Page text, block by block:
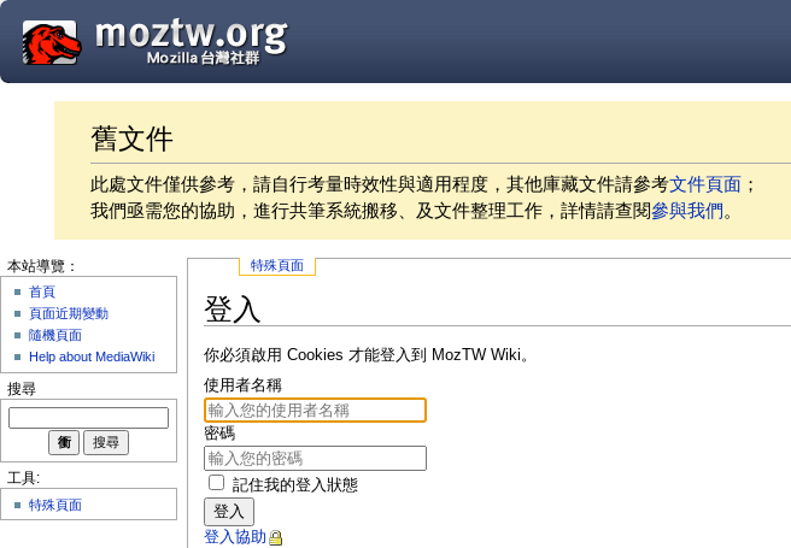
舊文件
此處文件僅供參考，請自行考量時效性與適用程度，其他庫藏文件請參考文件頁面 ；
我們亟需您的協助，進行共筆系統搬移、及文件整理工作，詳情請查閱參與我們。
特殊頁面
登入
你必須啟用 Cookies 才能登入到 MozTW Wiki。
使用者名稱
密碼
記住我的登入狀態
登入
登入協助
本站導覽：
首頁
頁面近期變動
隨機頁面
Help about MediaWiki
搜尋
工具:
特殊頁面